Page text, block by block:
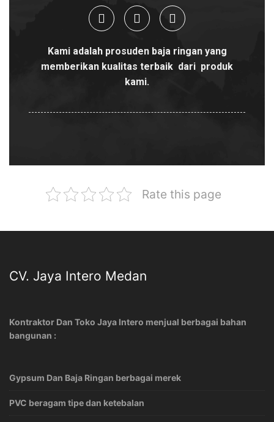
Kami adalah prosuden baja ringan yang
memberikan kualitas terbaik dari produk
kami.
Rate this page
CV. Jaya Intero Medan
Kontraktor Dan Toko Jaya Intero menjual berbagai bahan
bangunan :
Gypsum Dan Baja Ringan berbagai merek
PVC beragam tipe dan ketebalan